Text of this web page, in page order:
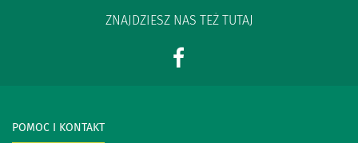
ZNAJDZIESZ NAS TEŻ TUTAJ
POMOC I KONTAKT